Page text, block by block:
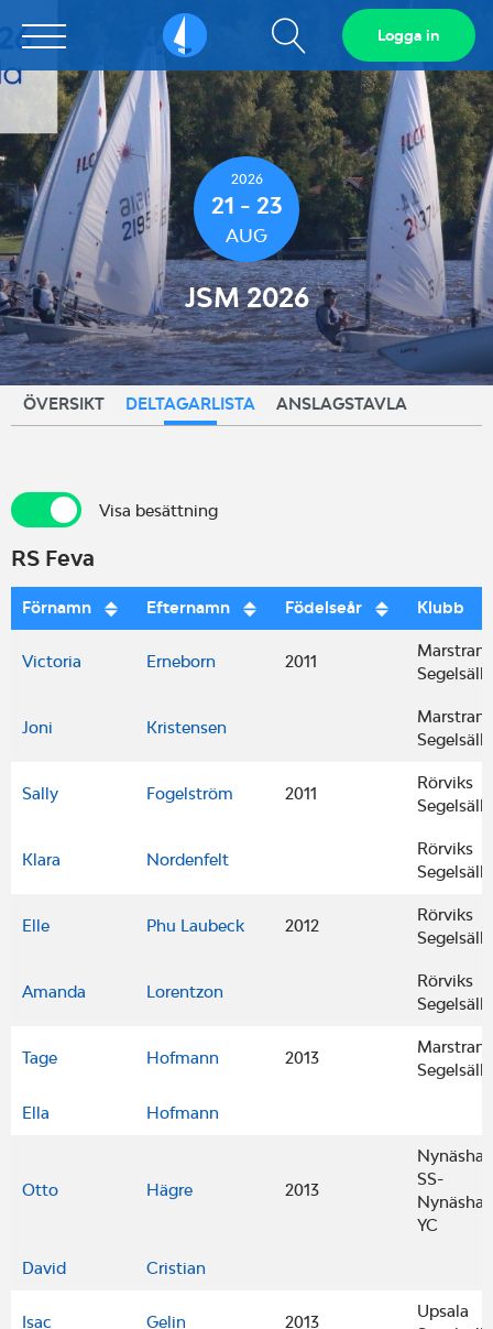
Sailarena Visa
sökfält
Logga in
2026
21 - 23
AUG
JSM 2026
ÖVERSIKT DELTAGARLISTA ANSLAGSTAVLA
Visa besättningVisa besättning
RS Feva
Förnamn Efternamn Födelseår Klubb
Victoria Erneborn 2011
Joni Kristensen
Sally Fogelström 2011
Rörviks
Klara Nordenfelt
Rörviks
Elle Phu Laubeck 2012
Rörviks
Amanda Lorentzon
Rörviks
Tage Hofmann 2013
Ella Hofmann
Otto Hägre 2013
SS-
YC
David Cristian
Isac Gelin 2013
Upsala